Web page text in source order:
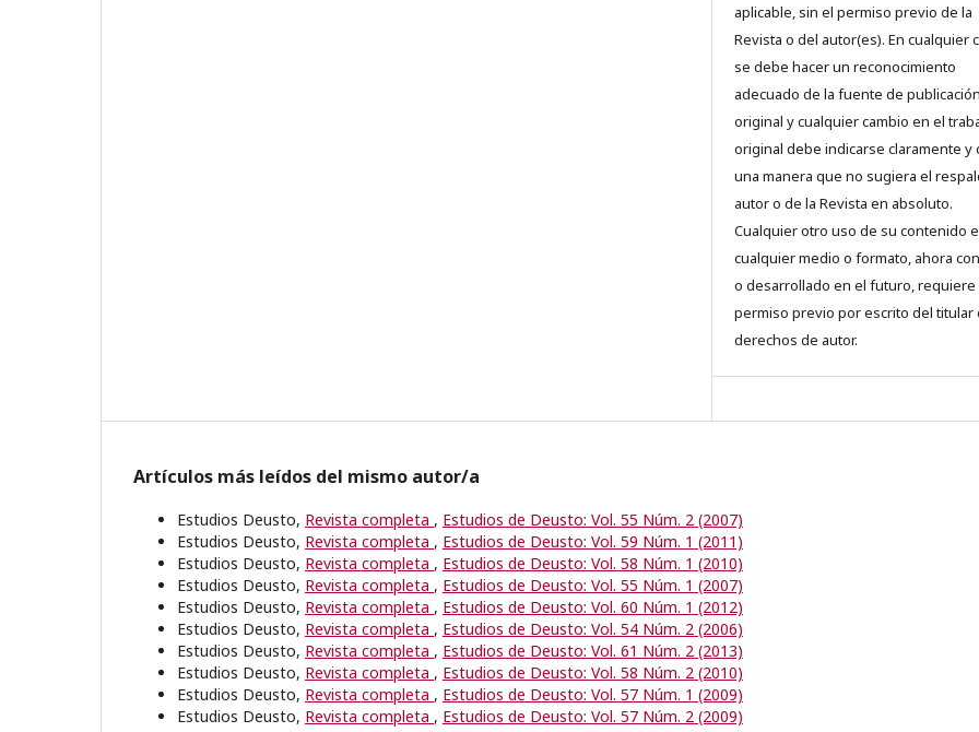
aplicable, sin el permiso previo de la
Revista o del autor(es). En cualquier
se debe hacer un reconocimiento
adecuado de la fuente de publicación
original y cualquier cambio en el
original debe indicarse claramente y
una manera que no sugiera el
autor o de la Revista en absoluto.
Cualquier otro uso de su contenido
cualquier medio o formato, ahora
o desarrollado en el futuro, requiere
permiso previo por escrito del titular
derechos de autor.
Artículos más leídos del mismo autor/a
Estudios Deusto, Revista completa , Estudios de Deusto: Vol. 55 Núm. 2 (2007)
Estudios Deusto, Revista completa , Estudios de Deusto: Vol. 59 Núm. 1 (2011)
Estudios Deusto, Revista completa , Estudios de Deusto: Vol. 58 Núm. 1 (2010)
Estudios Deusto, Revista completa , Estudios de Deusto: Vol. 55 Núm. 1 (2007)
Estudios Deusto, Revista completa , Estudios de Deusto: Vol. 60 Núm. 1 (2012)
Estudios Deusto, Revista completa , Estudios de Deusto: Vol. 54 Núm. 2 (2006)
Estudios Deusto, Revista completa , Estudios de Deusto: Vol. 61 Núm. 2 (2013)
Estudios Deusto, Revista completa , Estudios de Deusto: Vol. 58 Núm. 2 (2010)
Estudios Deusto, Revista completa , Estudios de Deusto: Vol. 57 Núm. 1 (2009)
Estudios Deusto, Revista completa , Estudios de Deusto: Vol. 57 Núm. 2 (2009)